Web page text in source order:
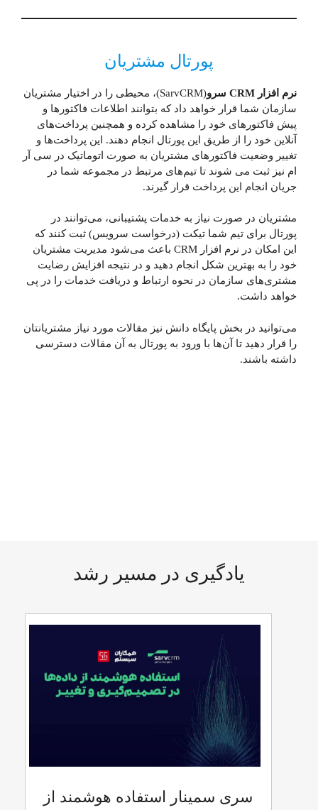
پورتال مشتریان
نرم افزار CRM سرو
(SarvCRM)، محیطی را در اختیار مشتریان
سازمان شما قرار خواهد داد که بتوانند اطلاعات فاکتور‌ها و
پیش فاکتور‌های خود را مشاهده کرده و همچنین پرداخت‌های
آنلاین خود را از طریق این پورتال انجام دهند. این پرداخت‌ها و
تغییر وضعیت فاکتور‌های مشتریان به صورت اتوماتیک در سی آر
ام نیز ثبت می شوند تا تیم‌های مرتبط در مجموعه شما در
جریان انجام این پرداخت قرار گیرند.
مشتریان در صورت نیاز به خدمات پشتیبانی، می‌توانند در
پورتال برای تیم شما تیکت (درخواست سرویس) ثبت کنند که
این امکان در نرم افزار CRM باعث می‌شود مدیریت مشتریان
خود را به بهترین شکل انجام دهید و در نتیجه افزایش رضایت
مشتری‌های سازمان در نحوه ارتباط و دریافت خدمات را در پی
خواهد داشت.
می‌توانید در بخش پایگاه دانش نیز مقالات مورد نیاز مشتریانتان
را قرار دهید تا آن‌ها با ورود به پورتال به آن مقالات دسترسی
داشته باشند.
یادگیری در مسیر رشد
سری سمینار استفاده هوشمند از